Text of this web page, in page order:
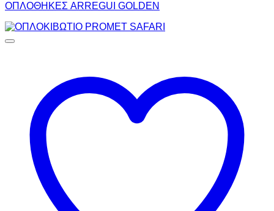
ΟΠΛΟΘΗΚΕΣ ARREGUI GOLDEN